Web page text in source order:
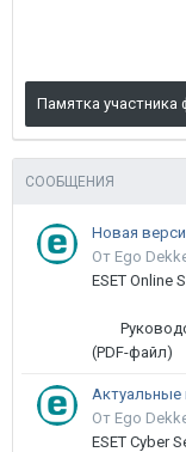
Памятка участника
СООБЩЕНИЯ
От Ego
ESET Online
(PDF-файл)
Актуальные
От Ego
ESET Cyber